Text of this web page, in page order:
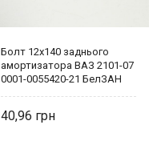
Болт 12х140 заднього
амортизатора ВАЗ 2101-07
0001-0055420-21 БелЗАН
40,96